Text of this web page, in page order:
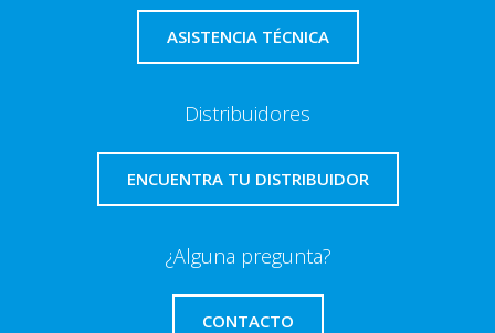
ASISTENCIA TÉCNICA
Distribuidores
ENCUENTRA TU DISTRIBUIDOR
¿Alguna pregunta?
CONTACTO